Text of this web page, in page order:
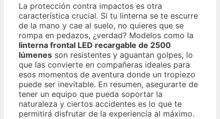
La protección contra impactos es otra
característica crucial. Si tu linterna se te escurre
de la mano y cae al suelo, no quieres que se
rompa en pedazos, ¿verdad? Modelos como la
linterna frontal LED recargable de 2500
lúmenes son resistentes y aguantan golpes, lo
que las convierte en compañeras ideales para
esos momentos de aventura donde un tropiezo
puede ser inevitable. En resumen, asegurarte de
tener un equipo que pueda soportar la
naturaleza y ciertos accidentes es lo que te
permitirá disfrutar de la experiencia al máximo.